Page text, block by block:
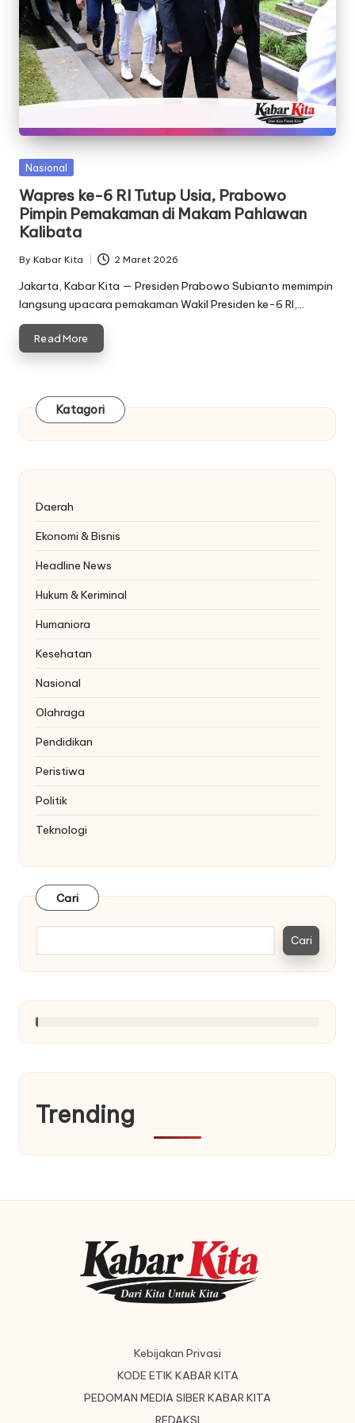
Posted
Nasional
Wapres ke-6 RI Tutup Usia, Prabowo
Pimpin Pemakaman di Makam Pahlawan
Kalibata
Posted
by
By Kabar Kita 2 Maret 2026
Jakarta, Kabar Kita — Presiden Prabowo Subianto memimpin
langsung upacara pemakaman Wakil Presiden ke-6 RI,…
Read More
Katagori
Daerah
Ekonomi & Bisnis
Headline News
Hukum & Keriminal
Humaniora
Kesehatan
Nasional
Olahraga
Pendidikan
Peristiwa
Politik
Teknologi
Cari
Cari
Trending
Kebijakan Privasi
KODE ETIK KABAR KITA
PEDOMAN MEDIA SIBER KABAR KITA
REDAKSI